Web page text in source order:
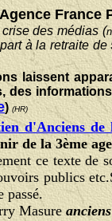
France
des médias (
à la retraite
laissent
des
) (HR)
d'Anciens de
de la 3ème
ce texte de
publics
passé.
Masure